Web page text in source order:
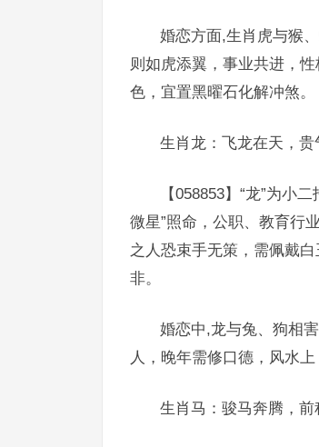
婚恋方面,生肖虎与猴
则如虎添翼，事业共进，
色，宜置黑曜石化解冲煞。
生肖龙：飞龙在天，贵
【058853】“龙”为小
微星”照命，公职、教育行
之人恐束手无策，需佩戴
非。
婚恋中,龙与兔、狗相
人，晚年需修口德，风水
生肖马：骏马奔腾，前